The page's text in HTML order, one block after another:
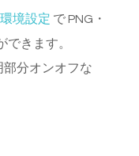
境設定 で PNG・
できます。
部分オンオフな